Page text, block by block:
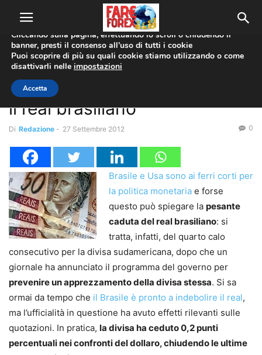
Home Mercati Emergenti
Mercati Emergenti
Quarto calo consecutivo per
il real brasiliano
Di Redazione - 27 Settembre 2012 0
Brasile e Usa sono ai ferri corti per
la politica monetaria e forse
questo può spiegare la pesante
caduta del real brasiliano: si
tratta, infatti, del quarto calo
consecutivo per la divisa sudamericana, dopo che un
giornale ha annunciato il programma del governo per
prevenire un apprezzamento della divisa stessa. Si sa
ormai da tempo che il Brasile è pronto a indebolire il real,
ma l’ufficialità in questione ha avuto effetti rilevanti sulle
quotazioni. In pratica, la divisa ha ceduto 0,2 punti
percentuali nei confronti del dollaro, chiudendo le ultime
Utilizziamo i cookie per offrirti la migliore esperienza sul nostro
sito web.
Cliccando sulla pagina, effettuando lo scroll o chiudendo il
banner, presti il consenso all’uso di tutti i cookie
Puoi scoprire di più su quali cookie stiamo utilizzando o come
disattivarli nelle impostazioni
Accetta